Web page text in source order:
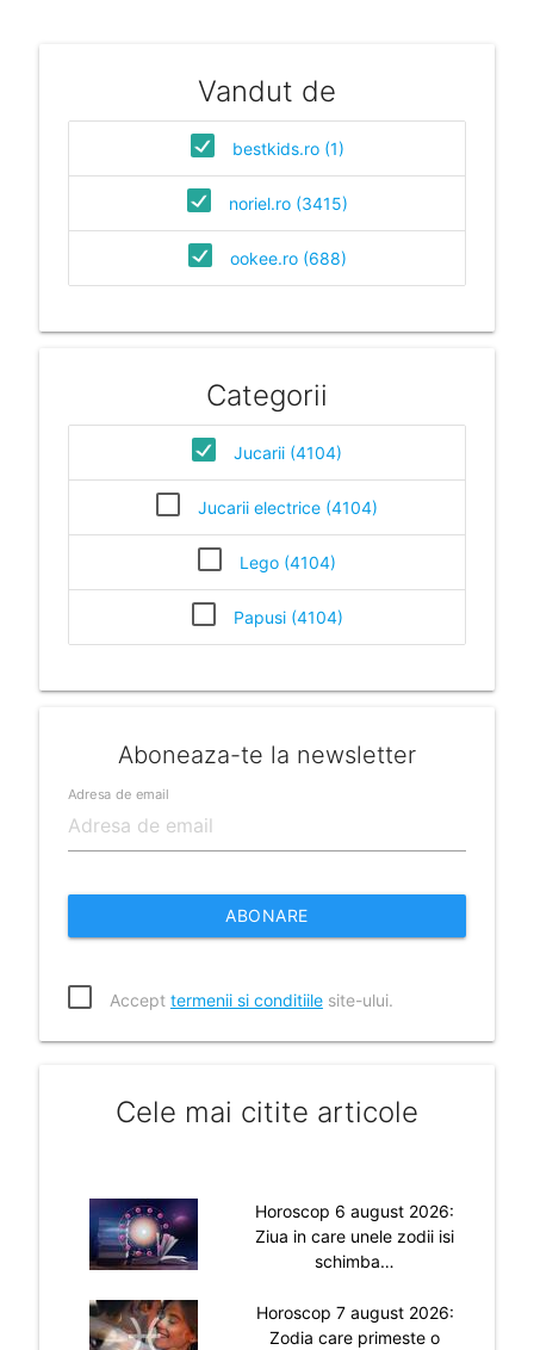
Vandut de
bestkids.ro (1)
noriel.ro (3415)
ookee.ro (688)
Categorii
Jucarii (4104)
Jucarii electrice (4104)
Lego (4104)
Papusi (4104)
Aboneaza-te la newsletter
Adresa de email
ABONARE
Accept termenii si conditiilesite-ului.
Cele mai citite articole
Horoscop 6 august 2026:
Ziua in care unele zodii isi
schimba…
Horoscop 7 august 2026:
Zodia care primeste o